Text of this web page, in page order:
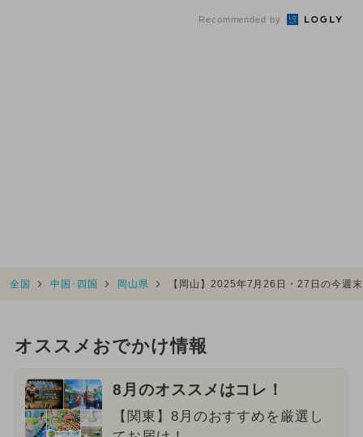
Recommended by
全国 中国･四国 岡山県 【岡山】2025年7月26日・27日の今週
オススメおでかけ情報
8月のオススメはコレ！
【関東】8月のおすすめを厳選し